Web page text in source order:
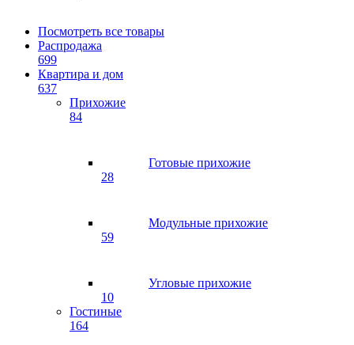
Посмотреть все товары
Распродажа
699
Квартира и дом
637
Прихожие
84
Готовые прихожие
28
Модульные прихожие
59
Угловые прихожие
10
Гостиные
164